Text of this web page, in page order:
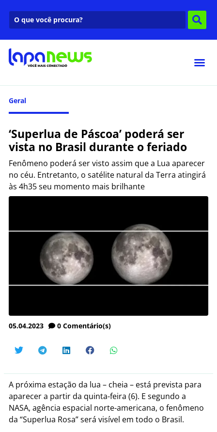
Geral
‘Superlua de Páscoa’ poderá ser
vista no Brasil durante o feriado
Fenômeno poderá ser visto assim que a Lua aparecer
no céu. Entretanto, o satélite natural da Terra atingirá
às 4h35 seu momento mais brilhante
05.04.2023 0 Comentário(s)
A próxima estação da lua – cheia – está prevista para
aparecer a partir da quinta-feira (6). E segundo a
NASA, agência espacial norte-americana, o fenômeno
da “Superlua Rosa” será visível em todo o Brasil.